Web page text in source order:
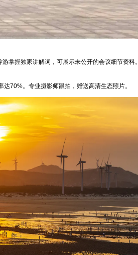
掌握独家讲解词，可展示未公开的会议细节资料。
70%。专业摄影师跟拍，赠送高清生态照片。